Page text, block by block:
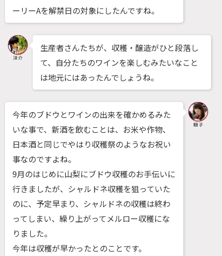
ーリーAを解禁日の対象にしたんですね。
生産者さんたちが、収穫・醸造がひと段落し
て、自分たちのワインを楽しむみたいなこと
は地元にはあったんでしょうね。
今年のブドウとワインの出来を確かめるみた
いな事で、新酒を飲むことは、お米や作物、
日本酒と同じでやはり収穫祭のようなお祝い
事なのですよね。
9月のはじめに山梨にブドウ収穫のお手伝いに
行きましたが、シャルドネ収穫を狙っていた
のに、予定早まり、シャルドネの収穫は終わ
ってしまい、繰り上がってメルロー収穫にな
りました。
今年は収穫が早かったとのことです。